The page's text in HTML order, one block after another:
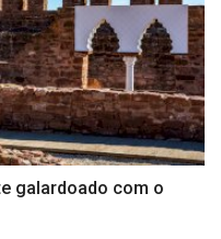
galardoado com o